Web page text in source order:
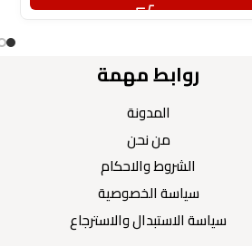
روابط مهمة
المدونة
من نحن
الشروط والاحكام
سياسة الخصوصية
سياسة الاستبدال والاسترجاع